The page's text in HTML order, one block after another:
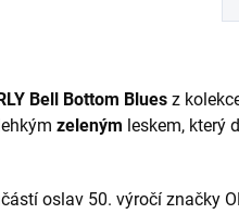
Bell Bottom Blues z
zeleným leskem, který
oslav 50. výročí značky